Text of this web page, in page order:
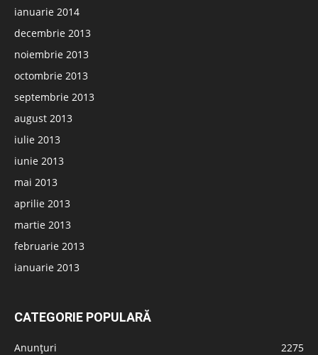
ianuarie 2014
decembrie 2013
noiembrie 2013
octombrie 2013
septembrie 2013
august 2013
iulie 2013
iunie 2013
mai 2013
aprilie 2013
martie 2013
februarie 2013
ianuarie 2013
CATEGORIE POPULARĂ
Anunțuri
2275